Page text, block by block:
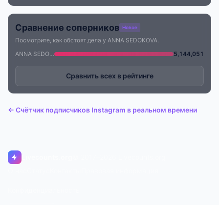
Сравнение соперников Новое
Посмотрите, как обстоят дела у ANNA SEDOKOVA.
ANNA SEDOKOVA
5,144,051
Сравнить всех в рейтинге
← Счётчик подписчиков Instagram в реальном времени